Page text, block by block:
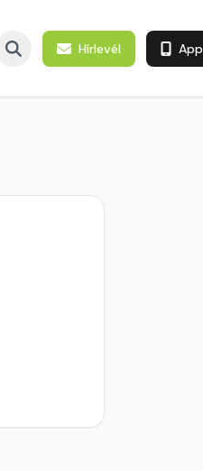
Hírlevél App